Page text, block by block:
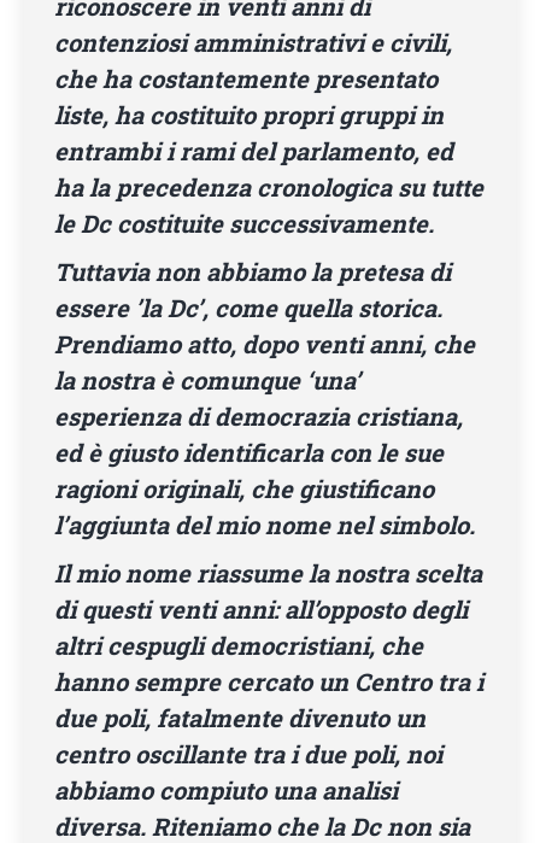
contenziosi amministrativi e civili,
che ha costantemente presentato
liste, ha costituito propri gruppi in
entrambi i rami del parlamento, ed
ha la precedenza cronologica su tutte
le Dc costituite successivamente.
Tuttavia non abbiamo la pretesa di
essere ’la Dc’, come quella storica.
Prendiamo atto, dopo venti anni, che
la nostra è comunque ‘una’
esperienza di democrazia cristiana,
ed è giusto identificarla con le sue
ragioni originali, che giustificano
l’aggiunta del mio nome nel simbolo.
Il mio nome riassume la nostra scelta
di questi venti anni: all’opposto degli
altri cespugli democristiani, che
hanno sempre cercato un Centro tra i
due poli, fatalmente divenuto un
centro oscillante tra i due poli, noi
abbiamo compiuto una analisi
diversa. Riteniamo che la Dc non sia